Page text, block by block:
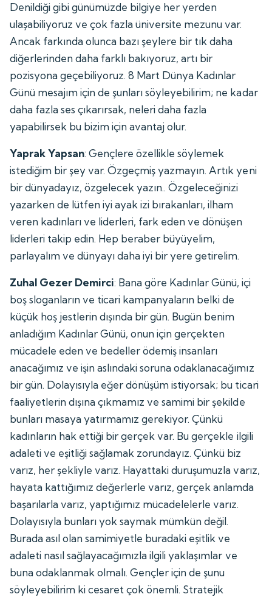
Denildiği gibi günümüzde bilgiye her yerden
ulaşabiliyoruz ve çok fazla üniversite mezunu var.
Ancak farkında olunca bazı şeylere bir tık daha
diğerlerinden daha farklı bakıyoruz, artı bir
pozisyona geçebiliyoruz. 8 Mart Dünya Kadınlar
Günü mesajım için de şunları söyleyebilirim; ne kadar
daha fazla ses çıkarırsak, neleri daha fazla
yapabilirsek bu bizim için avantaj olur.
Yaprak Yapsan: Gençlere özellikle söylemek
istediğim bir şey var. Özgeçmiş yazmayın. Artık yeni
bir dünyadayız, özgelecek yazın.. Özgeleceğinizi
yazarken de lütfen iyi ayak izi bırakanları, ilham
veren kadınları ve liderleri, fark eden ve dönüşen
liderleri takip edin. Hep beraber büyüyelim,
parlayalım ve dünyayı daha iyi bir yere getirelim.
Zuhal Gezer Demirci: Bana göre Kadınlar Günü, içi
boş sloganların ve ticari kampanyaların belki de
küçük hoş jestlerin dışında bir gün. Bugün benim
anladığım Kadınlar Günü, onun için gerçekten
mücadele eden ve bedeller ödemiş insanları
anacağımız ve işin aslındaki soruna odaklanacağımız
bir gün. Dolayısıyla eğer dönüşüm istiyorsak; bu ticari
faaliyetlerin dışına çıkmamız ve samimi bir şekilde
bunları masaya yatırmamız gerekiyor. Çünkü
kadınların hak ettiği bir gerçek var. Bu gerçekle ilgili
adaleti ve eşitliği sağlamak zorundayız. Çünkü biz
varız, her şekliyle varız. Hayattaki duruşumuzla varız,
hayata kattığımız değerlerle varız, gerçek anlamda
başarılarla varız, yaptığımız mücadelelerle varız.
Dolayısıyla bunları yok saymak mümkün değil.
Burada asıl olan samimiyetle buradaki eşitlik ve
adaleti nasıl sağlayacağımızla ilgili yaklaşımlar ve
buna odaklanmak olmalı. Gençler için de şunu
söyleyebilirim ki cesaret çok önemli. Stratejik